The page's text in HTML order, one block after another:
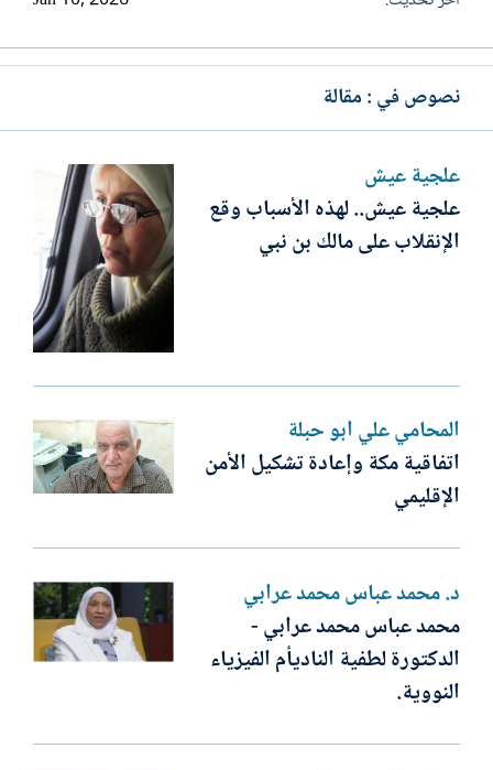
نصوص في : مقالة
علجية عيش
علجية عيش.. لهذه الأسباب وقع
الإنقلاب على مالك بن نبي
المحامي علي أبو حبلة
اتفاقية مكة وإعادة تشكيل الأمن
الإقليمي
د. محمد عباس محمد عرابي
محمد عباس محمد عرابي -
الدكتورة لطفية الناديأم الفيزياء
النووية.